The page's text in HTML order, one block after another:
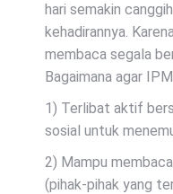
hari semakin
kehadirannya.
membaca segala
Bagaimana agar
1) Terlibat aktif
sosial untuk
2) Mampu
(pihak-pihak yang